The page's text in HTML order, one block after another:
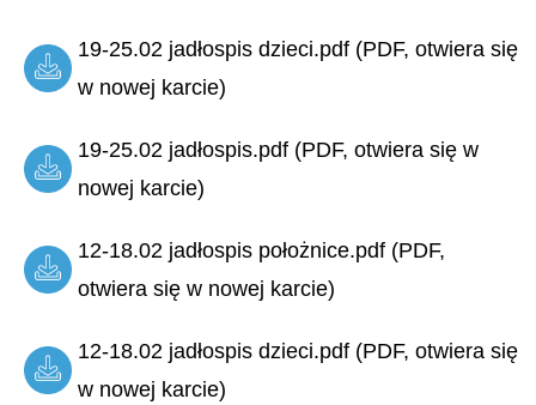
19-25.02 jadłospis dzieci.pdf (PDF, otwiera się
w nowej karcie)
19-25.02 jadłospis.pdf (PDF, otwiera się w
nowej karcie)
12-18.02 jadłospis położnice.pdf (PDF,
otwiera się w nowej karcie)
12-18.02 jadłospis dzieci.pdf (PDF, otwiera się
w nowej karcie)